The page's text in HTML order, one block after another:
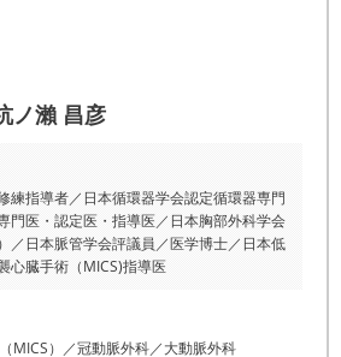
瀨 昌彦
練指導者／日本循環器学会認定循環器専門
門医・認定医・指導医／日本胸部外科学会
／日本脈管学会評議員／医学博士／日本低
心臓手術（MICS)指導医
MICS）／冠動脈外科／大動脈外科